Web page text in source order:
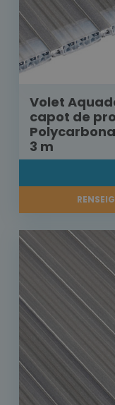
Volet
capot de
3 m